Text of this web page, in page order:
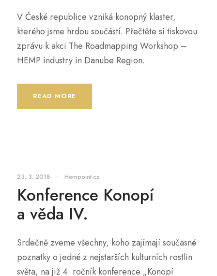
V České republice vzniká konopný klaster,
kterého jsme hrdou součástí. Přečtěte si tiskovou
zprávu k akci The Roadmapping Workshop –
HEMP industry in Danube Region.
READ MORE
23. 3. 2018 • Hempoint.cz
Konference Konopí
a věda IV.
Srdečně zveme všechny, koho zajímají současné
poznatky o jedné z nejstarších kulturních rostlin
světa, na již 4. ročník konference „Konopí